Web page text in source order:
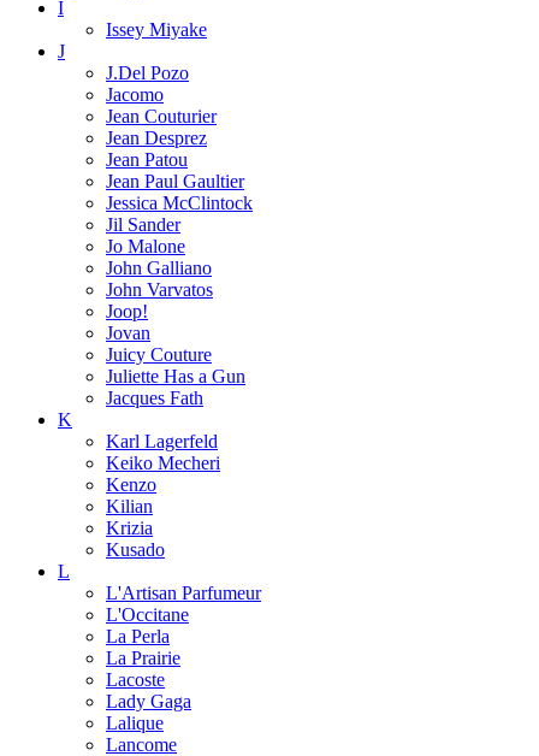
I
Issey Miyake
J
J.Del Pozo
Jacomo
Jean Couturier
Jean Desprez
Jean Patou
Jean Paul Gaultier
Jessica McClintock
Jil Sander
Jo Malone
John Galliano
John Varvatos
Joop!
Jovan
Juicy Couture
Juliette Has a Gun
Jacques Fath
K
Karl Lagerfeld
Keiko Mecheri
Kenzo
Kilian
Krizia
Kusado
L
L'Artisan Parfumeur
L'Occitane
La Perla
La Prairie
Lacoste
Lady Gaga
Lalique
Lancome